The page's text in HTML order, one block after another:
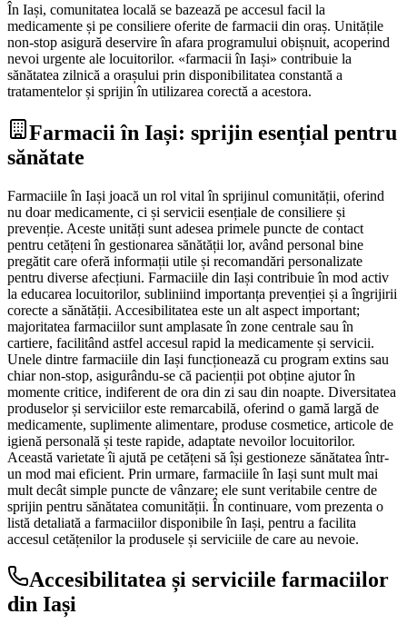
În Iași, comunitatea locală se bazează pe accesul facil la
medicamente și pe consiliere oferite de farmacii din oraș. Unitățile
non-stop asigură deservire în afara programului obișnuit, acoperind
nevoi urgente ale locuitorilor. «farmacii în Iași» contribuie la
sănătatea zilnică a orașului prin disponibilitatea constantă a
tratamentelor și sprijin în utilizarea corectă a acestora.
Farmacii în Iași: sprijin esențial pentru
sănătate
Farmaciile în Iași joacă un rol vital în sprijinul comunității, oferind
nu doar medicamente, ci și servicii esențiale de consiliere și
prevenție. Aceste unități sunt adesea primele puncte de contact
pentru cetățeni în gestionarea sănătății lor, având personal bine
pregătit care oferă informații utile și recomandări personalizate
pentru diverse afecțiuni. Farmaciile din Iași contribuie în mod activ
la educarea locuitorilor, subliniind importanța prevenției și a îngrijirii
corecte a sănătății. Accesibilitatea este un alt aspect important;
majoritatea farmaciilor sunt amplasate în zone centrale sau în
cartiere, facilitând astfel accesul rapid la medicamente și servicii.
Unele dintre farmaciile din Iași funcționează cu program extins sau
chiar non-stop, asigurându-se că pacienții pot obține ajutor în
momente critice, indiferent de ora din zi sau din noapte. Diversitatea
produselor și serviciilor este remarcabilă, oferind o gamă largă de
medicamente, suplimente alimentare, produse cosmetice, articole de
igienă personală și teste rapide, adaptate nevoilor locuitorilor.
Această varietate îi ajută pe cetățeni să își gestioneze sănătatea într-
un mod mai eficient. Prin urmare, farmaciile în Iași sunt mult mai
mult decât simple puncte de vânzare; ele sunt veritabile centre de
sprijin pentru sănătatea comunității. În continuare, vom prezenta o
listă detaliată a farmaciilor disponibile în Iași, pentru a facilita
accesul cetățenilor la produsele și serviciile de care au nevoie.
Accesibilitatea și serviciile farmaciilor
din Iași